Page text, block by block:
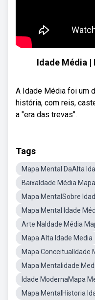
Idade Média |
A Idade Média foi um
história, com reis,
a "era das trevas".
Tags
Mapa Mental DaAlta
BaixaIdade Média
Mapa MentalSobre
Mapa Mental Idade
Arte NaIdade Média
Mapa Alta Idade Media
Mapa ConceitualIdade
Mapa Mentalidade
Idade ModernaMapa
Mapa MentalHistoria